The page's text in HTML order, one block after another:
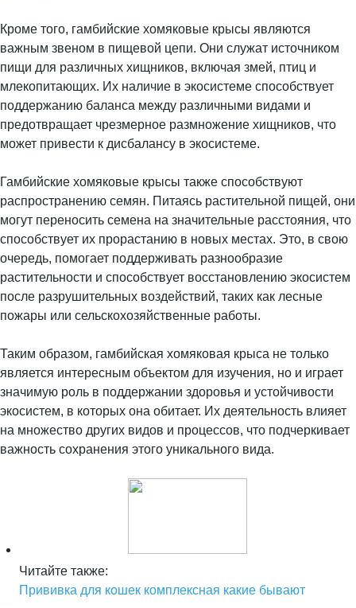
Кроме того, гамбийские хомяковые крысы являются
важным звеном в пищевой цепи. Они служат источником
пищи для различных хищников, включая змей, птиц и
млекопитающих. Их наличие в экосистеме способствует
поддержанию баланса между различными видами и
предотвращает чрезмерное размножение хищников, что
может привести к дисбалансу в экосистеме.
Гамбийские хомяковые крысы также способствуют
распространению семян. Питаясь растительной пищей, они
могут переносить семена на значительные расстояния, что
способствует их прорастанию в новых местах. Это, в свою
очередь, помогает поддерживать разнообразие
растительности и способствует восстановлению экосистем
после разрушительных воздействий, таких как лесные
пожары или сельскохозяйственные работы.
Таким образом, гамбийская хомяковая крыса не только
является интересным объектом для изучения, но и играет
значимую роль в поддержании здоровья и устойчивости
экосистем, в которых она обитает. Их деятельность влияет
на множество других видов и процессов, что подчеркивает
важность сохранения этого уникального вида.
Читайте также:
Прививка для кошек комплексная какие бывают